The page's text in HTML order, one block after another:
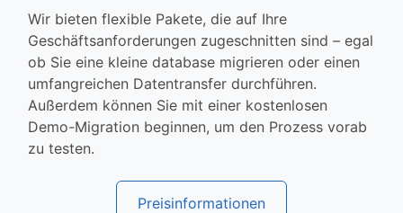
Wir bieten flexible Pakete, die auf Ihre
Geschäftsanforderungen zugeschnitten sind – egal
ob Sie eine kleine database migrieren oder einen
umfangreichen Datentransfer durchführen.
Außerdem können Sie mit einer kostenlosen
Demo-Migration beginnen, um den Prozess vorab
zu testen.
Preisinformationen